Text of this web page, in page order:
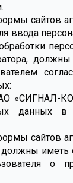
сайтов
ввода
«СИГНАЛ-
данных в
сайтов
должны иметь
о